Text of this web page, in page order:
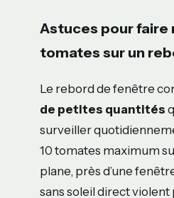
Astuces pour faire
tomates sur un
Le rebord de fenêtre
de petites quantités
surveiller
10 tomates maximum
plane, près d’une
sans soleil direct violent